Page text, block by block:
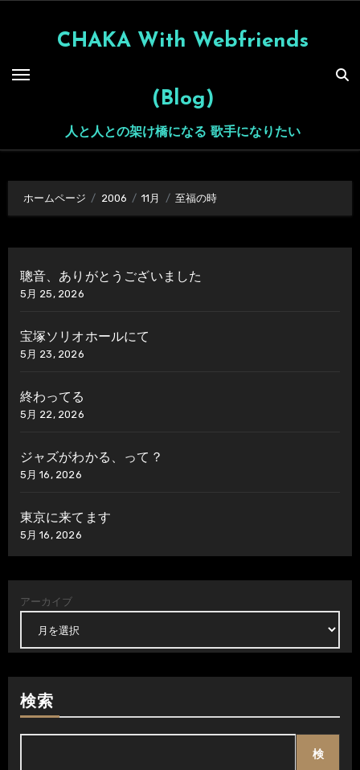
CHAKA With Webfriends
(Blog)
人と人との架け橋になる 歌手になりたい
ホームページ 2006 11月 至福の時
聰音、ありがとうございました
5月 25, 2026
宝塚ソリオホールにて
5月 23, 2026
終わってる
5月 22, 2026
ジャズがわかる、って？
5月 16, 2026
東京に来てます
5月 16, 2026
アーカイブ
検索
検